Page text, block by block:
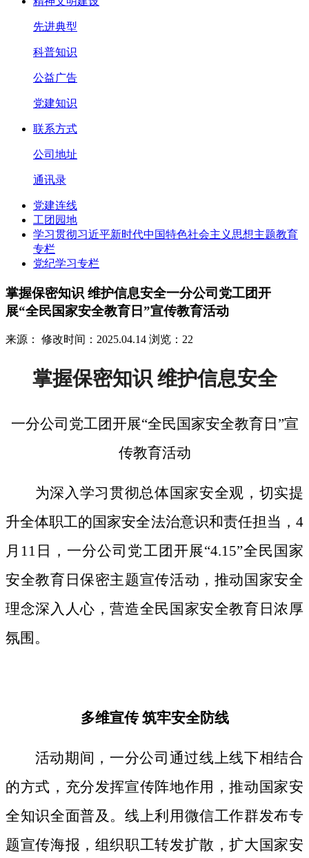
先进典型
科普知识
公益广告
党建知识
联系方式
公司地址
通讯录
党建连线
工团园地
学习贯彻习近平新时代中国特色社会主义思想主题教育
专栏
党纪学习专栏
掌握保密知识 维护信息安全一分公司党工团开
展“全民国家安全教育日”宣传教育活动
来源： 修改时间：2025.04.14 浏览：22
掌握保密知识 维护信息安全
一分公司党工团开展“全民国家安全教育日”宣
传教育活动
为深入学习贯彻总体国家安全观，切实提
升全体职工的国家安全法治意识和责任担当， 4
月11日，一分公司党工团开展“4.15”全民国家
安全教育日保密主题宣传活动，推动国家安全
理念深入人心，营造全民国家安全教育日浓厚
氛围。
多维宣传筑牢安全防线
活动期间， 一分公司通过线上线下相结合
的方式， 充分发挥宣传阵地作用，推动国家安
全知识全面普及。线上利用微信工作群发布专
题宣传海报，组织职工转发扩散，扩大国家安